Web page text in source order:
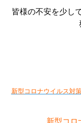
皆様の不安を少し
新型コロナウイルス対
新型コロ